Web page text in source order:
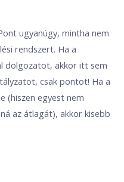
ugyanúgy, mintha nem
rendszert. Ha a
dolgozatot, akkor itt sem
csak pontot! Ha a
(hiszen egyest nem
az átlagát), akkor kisebb